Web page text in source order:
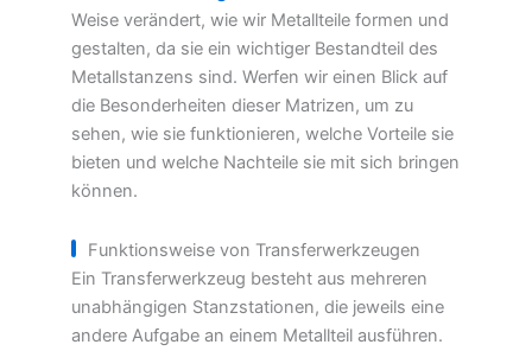
Weise verändert, wie wir Metallteile formen und
gestalten, da sie ein wichtiger Bestandteil des
Metallstanzens sind. Werfen wir einen Blick auf
die Besonderheiten dieser Matrizen, um zu
sehen, wie sie funktionieren, welche Vorteile sie
bieten und welche Nachteile sie mit sich bringen
können.
Funktionsweise von Transferwerkzeugen
Ein Transferwerkzeug besteht aus mehreren
unabhängigen Stanzstationen, die jeweils eine
andere Aufgabe an einem Metallteil ausführen.